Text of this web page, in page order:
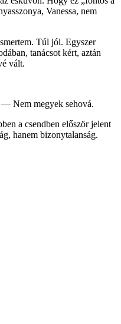
Vanessa, nem
Túl jól. Egyszer
tanácsot kért, aztán
vált.
Nem megyek sehová.
a csendben először jelent
hanem bizonytalanság.